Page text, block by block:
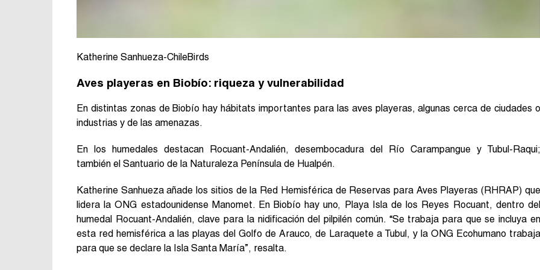
Katherine Sanhueza-ChileBirds
Aves playeras en Biobío: riqueza y vulnerabilidad
En distintas zonas de Biobío hay hábitats importantes para las aves playeras, algunas cerca de ciudades o
industrias y de las amenazas.
En los humedales destacan Rocuant-Andalién, desembocadura del Río Carampangue y Tubul-Raqui;
también el Santuario de la Naturaleza Península de Hualpén.
Katherine Sanhueza añade los sitios de la Red Hemisférica de Reservas para Aves Playeras (RHRAP) que
lidera la ONG estadounidense Manomet. En Biobío hay uno, Playa Isla de los Reyes Rocuant, dentro del
humedal Rocuant-Andalién, clave para la nidificación del pilpilén común. “Se trabaja para que se incluya en
esta red hemisférica a las playas del Golfo de Arauco, de Laraquete a Tubul, y la ONG Ecohumano trabaja
para que se declare la Isla Santa María”, resalta.